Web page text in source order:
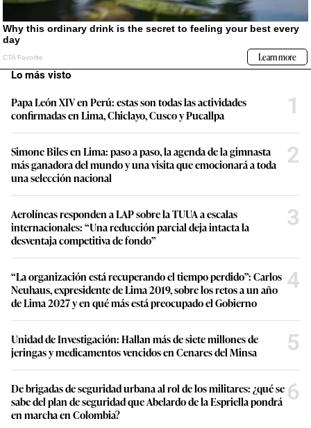
Lo más visto
Papa León XIV en Perú: estas son todas las actividades
confirmadas en Lima, Chiclayo, Cusco y Pucallpa
1
Simone Biles en Lima: paso a paso, la agenda de la gimnasta
más ganadora del mundo y una visita que emocionará a toda
una selección nacional
2
Aerolíneas responden a LAP sobre la TUUA a escalas
internacionales: “Una reducción parcial deja intacta la
desventaja competitiva de fondo”
3
“La organización está recuperando el tiempo perdido”: Carlos
Neuhaus, expresidente de Lima 2019, sobre los retos a un año
de Lima 2027 y en qué más está preocupado el Gobierno
4
Unidad de Investigación: Hallan más de siete millones de
jeringas y medicamentos vencidos en Cenares del Minsa
5
De brigadas de seguridad urbana al rol de los militares: ¿qué se
sabe del plan de seguridad que Abelardo de la Espriella pondrá
en marcha en Colombia?
6